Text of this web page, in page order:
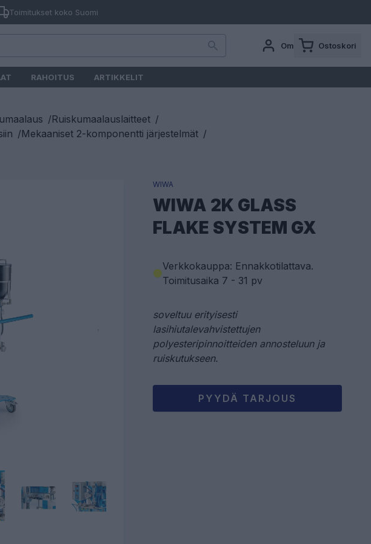
Toimitukset koko Suomi
Oma tili Ostoskori
RAHOITUS ARTIKKELIT
/Ruiskumaalauslaitteet /
/Mekaaniset 2-komponentti järjestelmät /
WIWA
WIWA 2K GLASS
FLAKE SYSTEM GX
Verkkokauppa: Ennakkotilattava.
Toimitusaika 7 - 31 pv
soveltuu erityisesti
lasihiutalevahvistettujen
polyesteripinnoitteiden annosteluun ja
ruiskutukseen.
PYYDÄ TARJOUS